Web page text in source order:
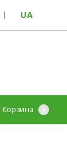
UA
Корзина 0